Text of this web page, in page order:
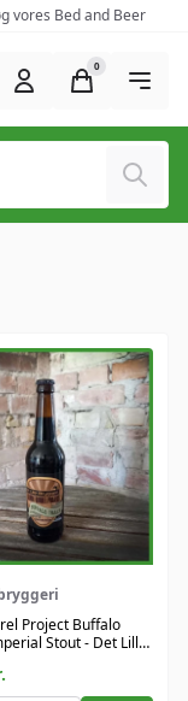
vores Bed and Beer
Søg
0
Project Buffalo
Stout - Det Lille